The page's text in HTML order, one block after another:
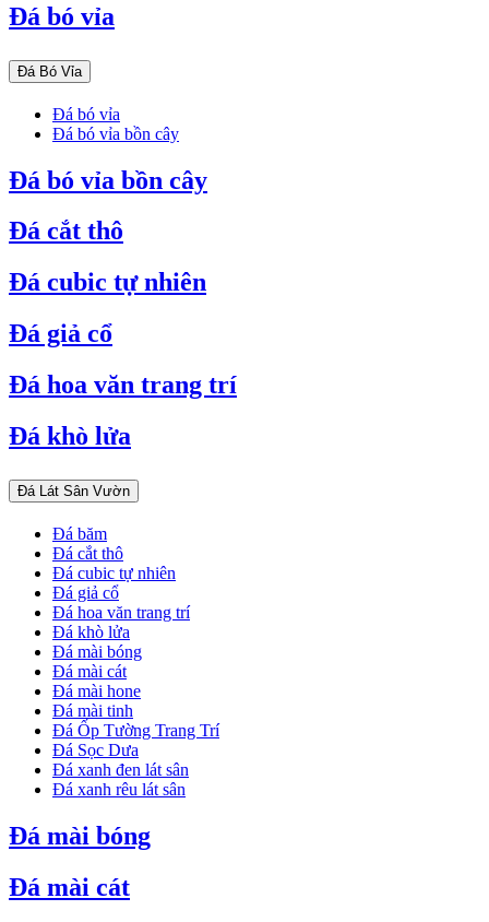
Đá bó vỉa
Đá Bó Vỉa
Đá bó vỉa
Đá bó vỉa bồn cây
Đá bó vỉa bồn cây
Đá cắt thô
Đá cubic tự nhiên
Đá giả cổ
Đá hoa văn trang trí
Đá khò lửa
Đá Lát Sân Vườn
Đá băm
Đá cắt thô
Đá cubic tự nhiên
Đá giả cổ
Đá hoa văn trang trí
Đá khò lửa
Đá mài bóng
Đá mài cát
Đá mài hone
Đá mài tinh
Đá Ốp Tường Trang Trí
Đá Sọc Dưa
Đá xanh đen lát sân
Đá xanh rêu lát sân
Đá mài bóng
Đá mài cát